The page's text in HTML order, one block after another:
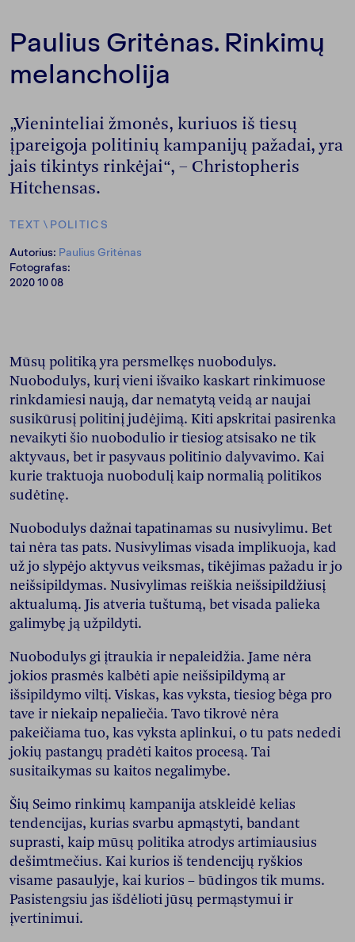
TEXT \ POLITICS
Autorius: Paulius Gritėnas
Fotografas:
2020 10 08
Paulius Gritėnas. Rinkimų
melancholija
„Vieninteliai žmonės, kuriuos iš tiesų
įpareigoja politinių kampanijų pažadai, yra
jais tikintys rinkėjai“, – Christopheris
Hitchensas.
Mūsų politiką yra persmelkęs nuobodulys.
Nuobodulys, kurį vieni išvaiko kaskart rinkimuose
rinkdamiesi naują, dar nematytą veidą ar naujai
susikūrusį politinį judėjimą. Kiti apskritai pasirenka
nevaikyti šio nuobodulio ir tiesiog atsisako ne tik
aktyvaus, bet ir pasyvaus politinio dalyvavimo. Kai
kurie traktuoja nuobodulį kaip normalią politikos
sudėtinę.
Nuobodulys dažnai tapatinamas su nusivylimu. Bet
tai nėra tas pats. Nusivylimas visada implikuoja, kad
už jo slypėjo aktyvus veiksmas, tikėjimas pažadu ir jo
neišsipildymas. Nusivylimas reiškia neišsipildžiusį
aktualumą. Jis atveria tuštumą, bet visada palieka
galimybę ją užpildyti.
Nuobodulys gi įtraukia ir nepaleidžia. Jame nėra
jokios prasmės kalbėti apie neišsipildymą ar
išsipildymo viltį. Viskas, kas vyksta, tiesiog bėga pro
tave ir niekaip nepaliečia. Tavo tikrovė nėra
pakeičiama tuo, kas vyksta aplinkui, o tu pats nededi
jokių pastangų pradėti kaitos procesą. Tai
susitaikymas su kaitos negalimybe.
Šių Seimo rinkimų kampanija atskleidė kelias
tendencijas, kurias svarbu apmąstyti, bandant
suprasti, kaip mūsų politika atrodys artimiausius
dešimtmečius. Kai kurios iš tendencijų ryškios
visame pasaulyje, kai kurios – būdingos tik mums.
Pasistengsiu jas išdėlioti jūsų permąstymui ir
įvertinimui.